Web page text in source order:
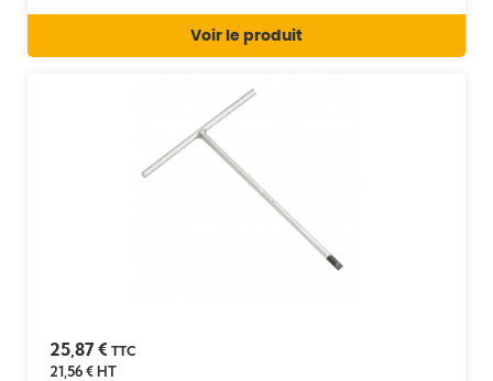
Voir le produit
25,87 € TTC
21,56 €HT